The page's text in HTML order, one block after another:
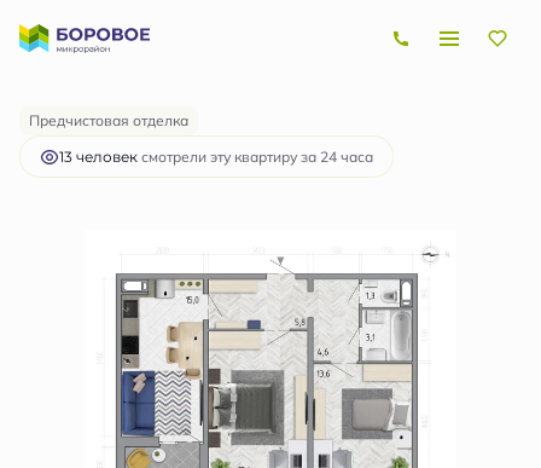
2-комнатная 7 085 182 руб.
Ипотекаот 21 175 руб.
Предчистовая отделка
13 человек смотрели эту квартиру за 24 часа